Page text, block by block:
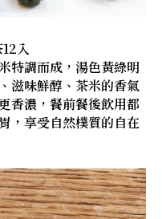
入
特調而成，湯色黃綠明
滋味鮮醇、茶米的香氣
香濃，餐前餐後飲用都
，享受自然樸質的自在